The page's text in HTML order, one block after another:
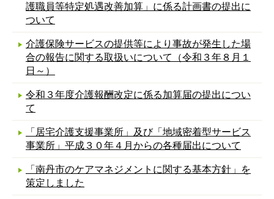
護職員等特定処遇改善加算」に係る計画書の提出に
ついて
介護保険サービスの提供等により事故が発生した場
合の報告に関する取扱いについて（令和３年８月１
日～）
令和３年度介護報酬改定に係る加算届の提出につい
て
「居宅介護支援事業所」及び「地域密着型サービス
事業所」平成３０年４月からの各種届出について
「南丹市のケアマネジメントに関する基本方針」を
策定しました